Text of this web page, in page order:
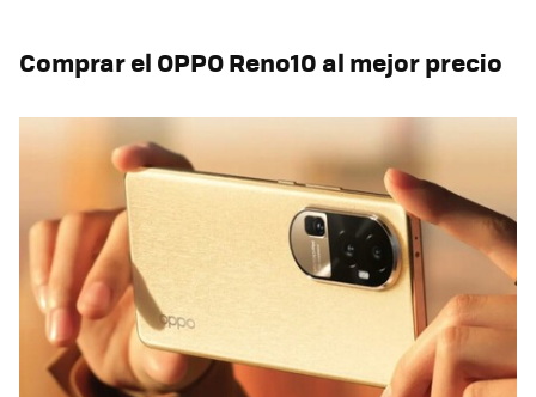
Comprar el OPPO Reno10 al mejor precio